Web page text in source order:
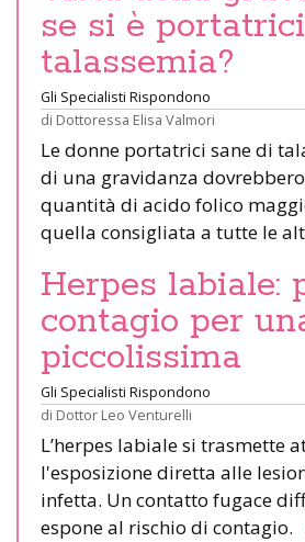
se si è
talassemia?
Gli Specialisti Rispondono
di Dottoressa Elisa Valmori
Le donne portatrici sane di
di una gravidanza
quantità di acido folico
quella consigliata a tutte le
Herpes labiale:
contagio per
piccolissima
Gli Specialisti Rispondono
di Dottor Leo Venturelli
L’herpes labiale si trasmette
l'esposizione diretta alle
infetta. Un contatto fugace
espone al rischio di contagio.